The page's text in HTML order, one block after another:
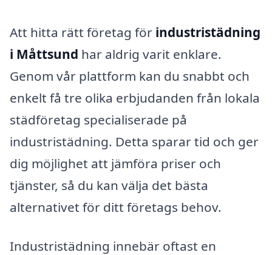
Att hitta rätt företag för industristädning
i Måttsund har aldrig varit enklare.
Genom vår plattform kan du snabbt och
enkelt få tre olika erbjudanden från lokala
städföretag specialiserade på
industristädning. Detta sparar tid och ger
dig möjlighet att jämföra priser och
tjänster, så du kan välja det bästa
alternativet för ditt företags behov.
Industristädning innebär oftast en